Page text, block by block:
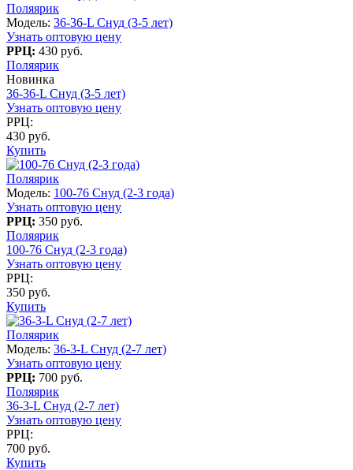
Поляярик
Модель: 36-36-L Снуд (3-5 лет)
Узнать оптовую цену
РРЦ: 430 руб.
Поляярик
Новинка
36-36-L Снуд (3-5 лет)
Узнать оптовую цену
РРЦ:
430 руб.
Купить
Поляярик
Модель: 100-76 Снуд (2-3 года)
Узнать оптовую цену
РРЦ: 350 руб.
Поляярик
100-76 Снуд (2-3 года)
Узнать оптовую цену
РРЦ:
350 руб.
Купить
Поляярик
Модель: 36-3-L Снуд (2-7 лет)
Узнать оптовую цену
РРЦ: 700 руб.
Поляярик
36-3-L Снуд (2-7 лет)
Узнать оптовую цену
РРЦ:
700 руб.
Купить